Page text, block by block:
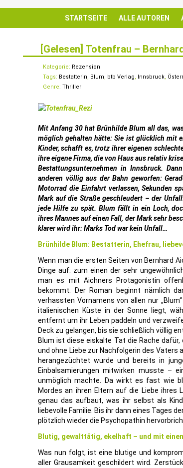
STARTSEITE ALLE AUTOREN
[Gelesen] Totenfrau –
Kategorie: Rezension
Tags: Bestatterin, Blum, btb Verlag, Innsbruck,
Genre: Thriller
Mit Anfang 30 hat Brünhilde Blum all das,
möglich gehalten hätte: Sie ist glücklich mit
Kinder, schafft es, trotz ihrer eigenen
ihre eigene Firma, die von Haus aus relativ
Bestattungsunternehmen in Innsbruck.
anderen völlig aus der Bahn geworfen:
Motorrad die Einfahrt verlassen, Sekunden
Mark auf die Straße geschleudert – der
jede Hilfe zu spät. Blum fällt in ein Loch,
ihres Mannes auf einen Fall, der Mark sehr
klarer wird ihr: Marks Tod war kein Unfall…
Brünhilde Blum: Bestatterin, Ehefrau,
Wenn man die ersten Seiten von Bernhard
Dinge auf: zum einen der sehr
man es mit Aichners Protagonistin
bekommt. Der Roman beginnt nämlich
verhassten Vornamens von allen nur
italienischen Küste in der Sonne liegt,
entfernt um ihr Leben paddeln und
Deck zu gelangen, bis sie schließlich völlig
Blum ist diese eiskalte Tat die Rache
und ohne Liebe zur Nachfolgerin des
herangezüchtet wurde und bereits in
Einbalsamierungen mitwirken musste –
unmöglich machte. Da wirkt es fast wie
Mordes an ihren Eltern auf die Liebe
genau das aufbaut, was ihr selbst als
liebevolle Familie. Bis ihr dann eines Tages
plötzlich wieder die Psychopathin
Blutig, gewalttätig, ekelhaft – und mit
Was nun folgt, ist eine blutige und
aller Grausamkeit geschildert wird.